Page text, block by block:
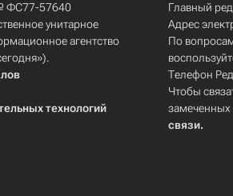
ФС77-57640
унитарное
агентство
технологий
Главный
Адрес
По
Телефон
Чтобы
замеченных
связи.